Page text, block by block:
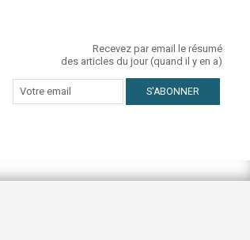
Recevez par email le résumé
des articles du jour (quand il y en a)